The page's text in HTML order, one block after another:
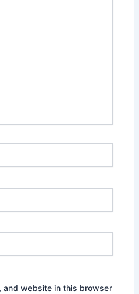
and website in this browser